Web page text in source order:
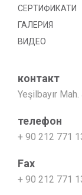
СЕРТИФИКАТИ
ГАЛЕРИЯ
ВИДЕО
контакт
Yeşilbayır
телефон
+ 90 212 771
Fax
+ 90 212 771